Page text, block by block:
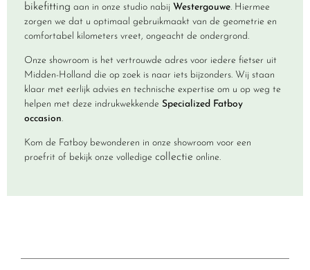
bikefitting aan in onze studio nabij Westergouwe. Hiermee
zorgen we dat u optimaal gebruikmaakt van de geometrie en
comfortabel kilometers vreet, ongeacht de ondergrond.
Onze showroom is het vertrouwde adres voor iedere fietser uit
Midden-Holland die op zoek is naar iets bijzonders. Wij staan
klaar met eerlijk advies en technische expertise om u op weg te
helpen met deze indrukwekkende Specialized Fatboy
occasion.
Kom de Fatboy bewonderen in onze showroom voor een
proefrit of bekijk onze volledige collectie online.